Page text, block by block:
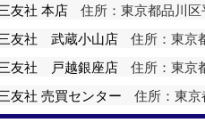
友社 本店
住所：東京都品川
友社 武蔵小山店
住所：東京
友社 戸越銀座店
住所：東京
友社 売買センター
住所：東京